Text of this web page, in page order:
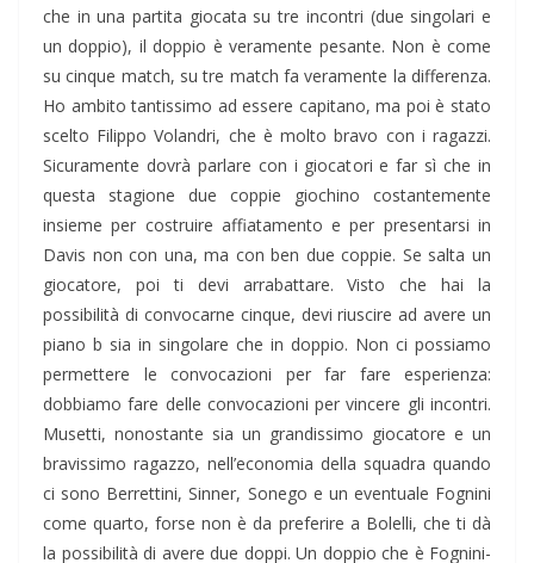
che in una partita giocata su tre incontri (due singolari e
un doppio), il doppio è veramente pesante. Non è come
su cinque match, su tre match fa veramente la differenza.
Ho ambito tantissimo ad essere capitano, ma poi è stato
scelto Filippo Volandri, che è molto bravo con i ragazzi.
Sicuramente dovrà parlare con i giocatori e far sì che in
questa stagione due coppie giochino costantemente
insieme per costruire affiatamento e per presentarsi in
Davis non con una, ma con ben due coppie. Se salta un
giocatore, poi ti devi arrabattare. Visto che hai la
possibilità di convocarne cinque, devi riuscire ad avere un
piano b sia in singolare che in doppio. Non ci possiamo
permettere le convocazioni per far fare esperienza:
dobbiamo fare delle convocazioni per vincere gli incontri.
Musetti, nonostante sia un grandissimo giocatore e un
bravissimo ragazzo, nell’economia della squadra quando
ci sono Berrettini, Sinner, Sonego e un eventuale Fognini
come quarto, forse non è da preferire a Bolelli, che ti dà
la possibilità di avere due doppi. Un doppio che è Fognini-